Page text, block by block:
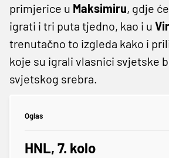
primjerice u Maksimiru, gdje
igrati i tri puta tjedno, kao i u
trenutačno to izgleda kako i
koje su igrali vlasnici svjetske
svjetskog srebra.
Oglas
HNL, 7. kolo